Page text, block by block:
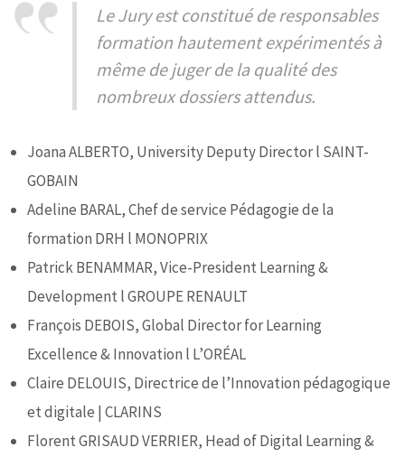
Le Jury est constitué de responsables
formation hautement expérimentés à
même de juger de la qualité des
nombreux dossiers attendus.
Joana ALBERTO, University Deputy Director l SAINT-
GOBAIN
Adeline BARAL, Chef de service Pédagogie de la
formation DRH l MONOPRIX
Patrick BENAMMAR, Vice-President Learning &
Development l GROUPE RENAULT
François DEBOIS, Global Director for Learning
Excellence & Innovation l L’ORÉAL
Claire DELOUIS, Directrice de l’Innovation pédagogique
et digitale | CLARINS
Florent GRISAUD VERRIER, Head of Digital Learning &